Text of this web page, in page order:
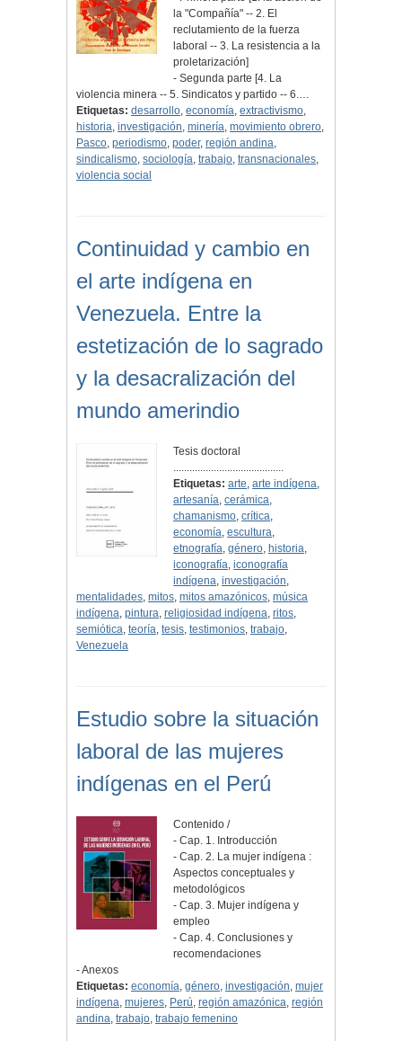
la "Compañía" -- 2. El
reclutamiento de la fuerza
laboral -- 3. La resistencia a la
proletarización]
- Segunda parte [4. La
violencia minera -- 5. Sindicatos y partido -- 6.…
Etiquetas: desarrollo, economía, extractivismo,
historia, investigación, minería, movimiento obrero,
Pasco, periodismo, poder, región andina,
sindicalismo, sociología, trabajo, transnacionales,
violencia social
Continuidad y cambio en
el arte indígena en
Venezuela. Entre la
estetización de lo sagrado
y la desacralización del
mundo amerindio
Tesis doctoral
.........................................
Etiquetas: arte,arte indígena,
artesanía,cerámica,
chamanismo,crítica,
economía,escultura,
etnografía,género, historia,
iconografía,iconografía
indígena,investigación,
mentalidades, mitos, mitos amazónicos, música
indígena, pintura, religiosidad indígena, ritos,
semiótica, teoría, tesis, testimonios, trabajo,
Venezuela
Estudio sobre la situación
laboral de las mujeres
indígenas en el Perú
Contenido /
- Cap. 1. Introducción
- Cap. 2. La mujer indígena :
Aspectos conceptuales y
metodológicos
- Cap. 3. Mujer indígena y
empleo
- Cap. 4. Conclusiones y
recomendaciones
- Anexos
Etiquetas: economía, género, investigación, mujer
indígena, mujeres, Perú, región amazónica, región
andina, trabajo, trabajo femenino